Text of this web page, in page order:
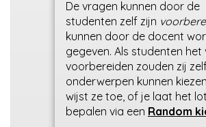
De vragen kunnen door de
studenten zelf zijn
kunnen door de docent
gegeven. Als studenten
voorbereiden zouden zij
onderwerpen kunnen
wijst ze toe, of je laat het lot
bepalen via een Random